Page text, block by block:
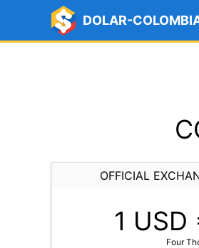
DOLAR-
OFFICIAL
1 USD
Four